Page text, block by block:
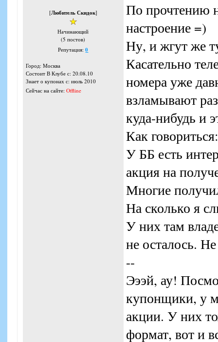
[Любитель Скидок]
Начинающий
(5 постов)
Репутация:0
Город: Москва
Состоит В Клубе с: 20.08.10
Знает о купонах с: июль 2010
Сейчас на сайте: Offline
По прочтению
настроение =)
Ну, и жгут же
Касательно
номера уже
взламывают
куда-нибудь и
Как
У ББ есть
акция на
Многие
На сколько я
У них там
не осталось.
--
Эээй, ау!
купонщики, у
акции. У них
формат, вот и